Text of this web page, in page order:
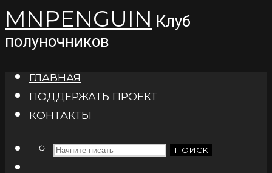
MNPENGUIN Клуб
полуночников
ГЛАВНАЯ
ПОДДЕРЖАТЬ ПРОЕКТ
КОНТАКТЫ
ПОИСК